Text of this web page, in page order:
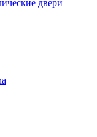
двери